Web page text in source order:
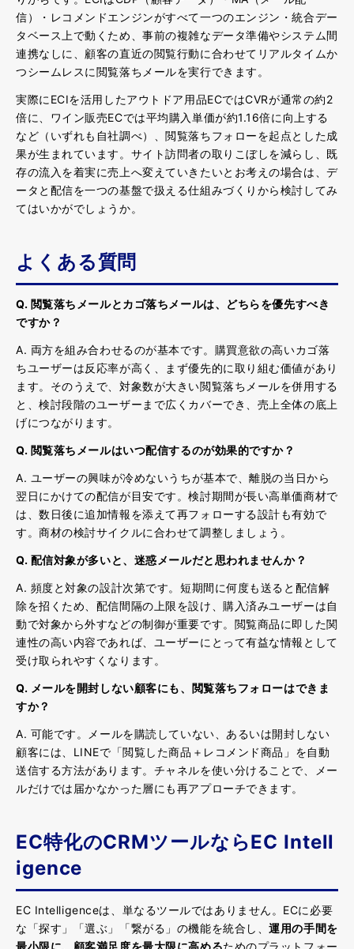
信）・レコメンドエンジンがすべて一つのエンジン・統合デー
タベース上で動くため、事前の複雑なデータ準備やシステム間
連携なしに、顧客の直近の閲覧行動に合わせてリアルタイムか
つシームレスに閲覧落ちメールを実行できます。
実際にECIを活用したアウトドア用品ECではCVRが通常の約2
倍に、ワイン販売ECでは平均購入単価が約1.16倍に向上する
など（いずれも自社調べ）、閲覧落ちフォローを起点とした成
果が生まれています。サイト訪問者の取りこぼしを減らし、既
存の流入を着実に売上へ変えていきたいとお考えの場合は、デ
ータと配信を一つの基盤で扱える仕組みづくりから検討してみ
てはいかがでしょうか。
よくある質問
Q. 閲覧落ちメールとカゴ落ちメールは、どちらを優先すべき
ですか？
A. 両方を組み合わせるのが基本です。購買意欲の高いカゴ落
ちユーザーは反応率が高く、まず優先的に取り組む価値があり
ます。そのうえで、対象数が大きい閲覧落ちメールを併用する
と、検討段階のユーザーまで広くカバーでき、売上全体の底上
げにつながります。
Q. 閲覧落ちメールはいつ配信するのが効果的ですか？
A. ユーザーの興味が冷めないうちが基本で、離脱の当日から
翌日にかけての配信が目安です。検討期間が長い高単価商材で
は、数日後に追加情報を添えて再フォローする設計も有効で
す。商材の検討サイクルに合わせて調整しましょう。
Q. 配信対象が多いと、迷惑メールだと思われませんか？
A. 頻度と対象の設計次第です。短期間に何度も送ると配信解
除を招くため、配信間隔の上限を設け、購入済みユーザーは自
動で対象から外すなどの制御が重要です。閲覧商品に即した関
連性の高い内容であれば、ユーザーにとって有益な情報として
受け取られやすくなります。
Q. メールを開封しない顧客にも、閲覧落ちフォローはできま
すか？
A. 可能です。メールを購読していない、あるいは開封しない
顧客には、LINEで「閲覧した商品＋レコメンド商品」を自動
送信する方法があります。チャネルを使い分けることで、メー
ルだけでは届かなかった層にも再アプローチできます。
EC特化のCRMツールならEC Intell
igence
EC Intelligenceは、単なるツールではありません。ECに必要
な「探す」「選ぶ」「繋がる」の機能を統合し、運用の手間を
最小限に、顧客満足度を最大限に高めるためのプラットフォー